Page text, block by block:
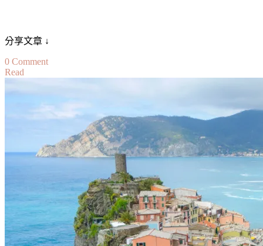
分享文章 ↓
0 Commenton
大
準
備
預
入
門
Read